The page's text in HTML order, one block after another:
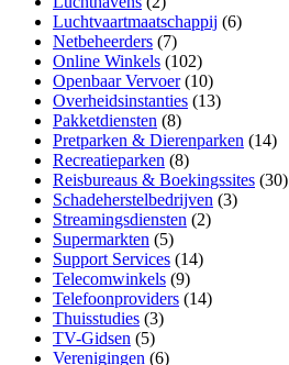
Luchtvaartmaatschappij (6)
Netbeheerders (7)
Online Winkels (102)
Openbaar Vervoer(10)
Overheidsinstanties (13)
Pakketdiensten (8)
Pretparken & Dierenparken (14)
Recreatieparken (8)
Reisbureaus & Boekingssites (30)
Schadeherstelbedrijven (3)
Streamingsdiensten (2)
Supermarkten (5)
Support Services (14)
Telecomwinkels (9)
Telefoonproviders (14)
Thuisstudies (3)
TV-Gidsen (5)
Verenigingen (6)